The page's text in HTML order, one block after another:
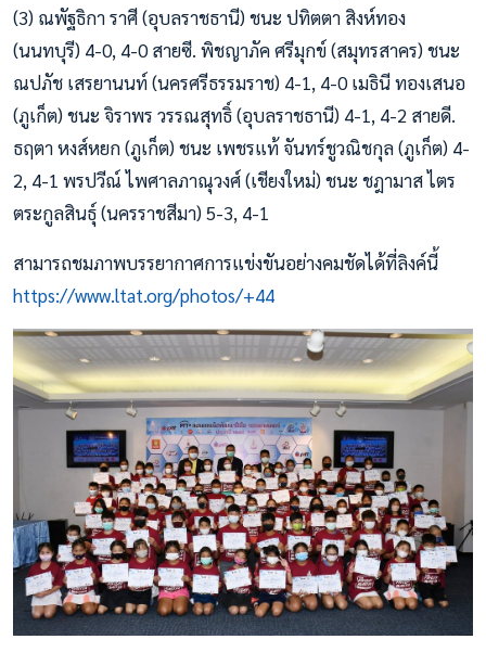
(3) ณพัฐธิกา ราศี (อุบลราชธานี) ชนะ ปทิตตา สิงห์ทอง
(นนทบุรี) 4-0, 4-0 สายซี. พิชญาภัค ศรีมุกข์ (สมุทรสาคร) ชนะ
ณปภัช เสรยานนท์ (นครศรีธรรมราช) 4-1, 4-0 เมธินี ทองเสนอ
(ภูเก็ต) ชนะ จิราพร วรรณสุทธิ์ (อุบลราชธานี) 4-1, 4-2 สายดี.
ธฤตา หงส์หยก (ภูเก็ต) ชนะ เพชรแท้ จันทร์ชูวณิชกุล (ภูเก็ต) 4-
2, 4-1 พรปวีณ์ ไพศาลภาณุวงศ์ (เชียงใหม่) ชนะ ชฎามาส ไตร
ตระกูลสินธุ์ (นครราชสีมา) 5-3, 4-1
สามารถชมภาพบรรยากาศการแข่งขันอย่างคมชัดได้ที่ลิงค์นี้
https://www.ltat.org/photos/+44